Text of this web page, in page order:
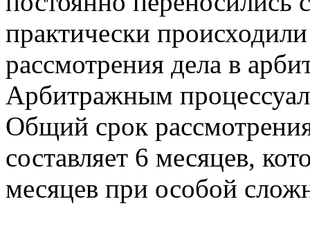
практически
рассмотрения дела в
Арбитражным
Общий срок
составляет 6 месяцев,
месяцев при особой